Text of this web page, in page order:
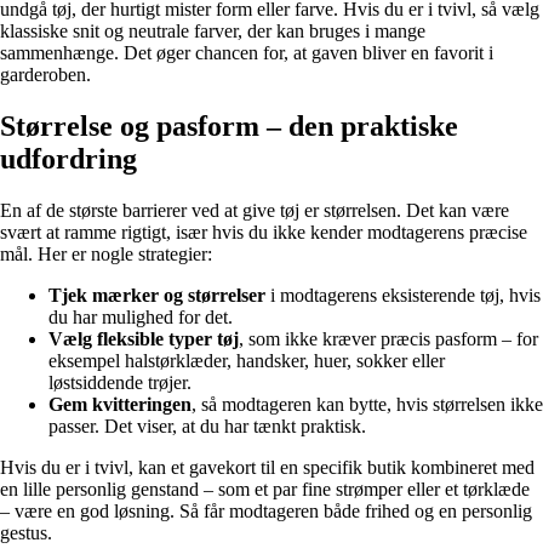
undgå tøj, der hurtigt mister form eller farve. Hvis du er i tvivl, så vælg
klassiske snit og neutrale farver, der kan bruges i mange
sammenhænge. Det øger chancen for, at gaven bliver en favorit i
garderoben.
Størrelse og pasform – den praktiske
udfordring
En af de største barrierer ved at give tøj er størrelsen. Det kan være
svært at ramme rigtigt, især hvis du ikke kender modtagerens præcise
mål. Her er nogle strategier:
Tjek mærker og størrelser i modtagerens eksisterende tøj, hvis
du har mulighed for det.
Vælg fleksible typer tøj, som ikke kræver præcis pasform – for
eksempel halstørklæder, handsker, huer, sokker eller
løstsiddende trøjer.
Gem kvitteringen, så modtageren kan bytte, hvis størrelsen ikke
passer. Det viser, at du har tænkt praktisk.
Hvis du er i tvivl, kan et gavekort til en specifik butik kombineret med
en lille personlig genstand – som et par fine strømper eller et tørklæde
– være en god løsning. Så får modtageren både frihed og en personlig
gestus.